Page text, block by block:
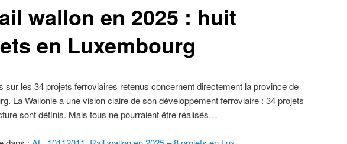
wallon en 2025 : huit
en Luxembourg
sur les 34 projets ferroviaires retenus concernent directement la province de
La Wallonie a une vision claire de son développement ferroviaire : 34 projets
sont définis. Mais tous ne pourraient être réalisés…